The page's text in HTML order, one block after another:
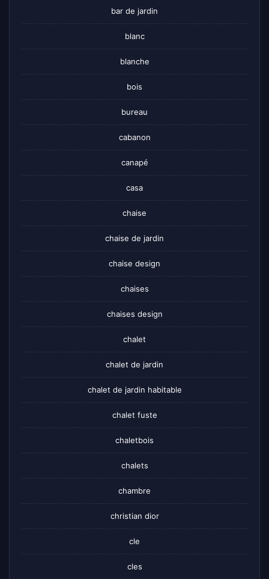
bar de jardin
blanc
blanche
bois
bureau
cabanon
canapé
casa
chaise
chaise de jardin
chaise design
chaises
chaises design
chalet
chalet de jardin
chalet de jardin habitable
chalet fuste
chaletbois
chalets
chambre
christian dior
cle
cles